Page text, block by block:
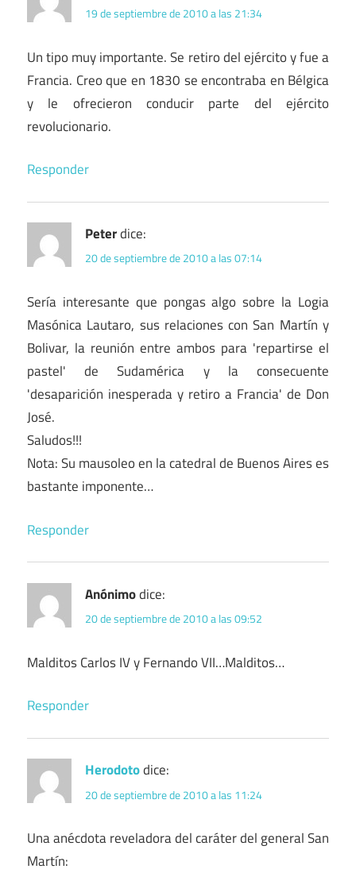
19 de septiembre de 2010 a las 21:34
Un tipo muy importante. Se retiro del ejército y fue a
Francia. Creo que en 1830 se encontraba en Bélgica
y le ofrecieron conducir parte del ejército
revolucionario.
Responder
Peterdice:
20 de septiembre de 2010 a las 07:14
Sería interesante que pongas algo sobre la Logia
Masónica Lautaro, sus relaciones con San Martín y
Bolivar, la reunión entre ambos para 'repartirse el
pastel' de Sudamérica y la consecuente
'desaparición inesperada y retiro a Francia' de Don
José.
Saludos!!!
Nota: Su mausoleo en la catedral de Buenos Aires es
bastante imponente…
Responder
Anónimodice:
20 de septiembre de 2010 a las 09:52
Malditos Carlos IV y Fernando VII…Malditos…
Responder
Herodotodice:
20 de septiembre de 2010 a las 11:24
Una anécdota reveladora del caráter del general San
Martín: